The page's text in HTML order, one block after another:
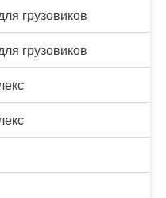
грузовиков
грузовиков